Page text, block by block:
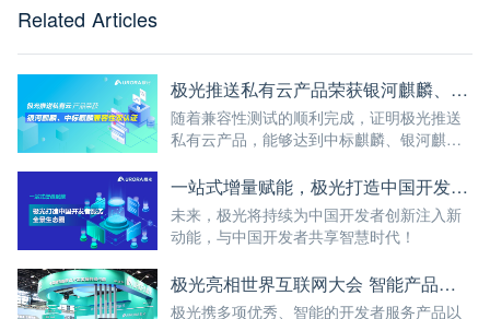
Related Articles
极光推送私有云产品荣获银河麒麟、中标麒麟兼容性双认证
随着兼容性测试的顺利完成，证明极光推送
私有云产品，能够达到中标麒麟、银河麒麟
求；可以满足企业客户的关键性应用需求。一站式增量赋能，极光打造中国开发者服务全景生态圈
未来，极光将持续为中国开发者创新注入新
动能，与中国开发者共享智慧时代！
极光亮相世界互联网大会 智能产品及合规成果吸引众多企业、领导关注
极光携多项优秀、智能的开发者服务产品以